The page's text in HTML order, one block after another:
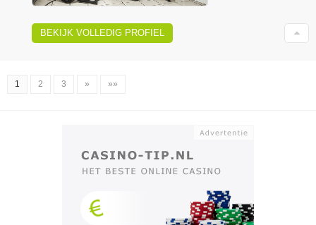
BEKIJK VOLLEDIG PROFIEL
1 2 3 » »»